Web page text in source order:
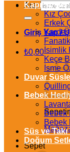
Ara:
Giriş Yap /
₺0,00
Sepet
Kapı Süsleri
Kız
Erkek
İsimlik
Keçe
İsme
Duvar
Bebek
Bebek
Bebek
Süs ve Takı
Doğum